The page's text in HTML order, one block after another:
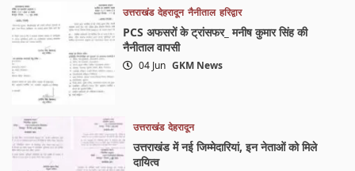
उत्तराखंड देहरादून नैनीताल हरिद्वार
PCS अफसरों के ट्रांसफर_ मनीष कुमार सिंह की
नैनीताल वापसी
04 Jun GKM News
उत्तराखंड देहरादून
उत्तराखंड में नई जिम्मेदारियां, इन नेताओं को मिले
दायित्व